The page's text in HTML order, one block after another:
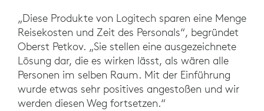
„Diese Produkte von Logitech sparen eine Menge
Reisekosten und Zeit des Personals“, begründet
Oberst Petkov. „Sie stellen eine ausgezeichnete
Lösung dar, die es wirken lässt, als wären alle
Personen im selben Raum. Mit der Einführung
wurde etwas sehr positives angestoßen und wir
werden diesen Weg fortsetzen.“